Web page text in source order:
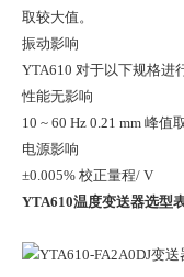
取较大值。
振动影响
YTA610 对于以下规格进
性能无影响
10 ~ 60 Hz 0.21 mm 峰值
电源影响
±0.005% 校正量程/ V
YTA610温度变送器选型